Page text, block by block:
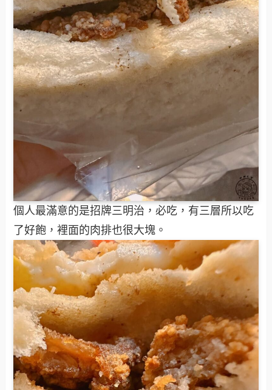
個人最滿意的是招牌三明治，必吃，有三層所以吃
了好飽，裡面的肉排也很大塊。